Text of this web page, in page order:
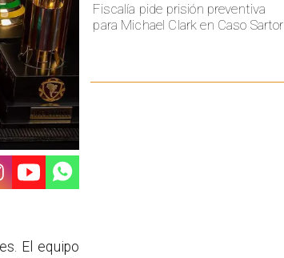
Fiscalía pide prisión preventiva
para Michael Clark en Caso Sartor
El equipo